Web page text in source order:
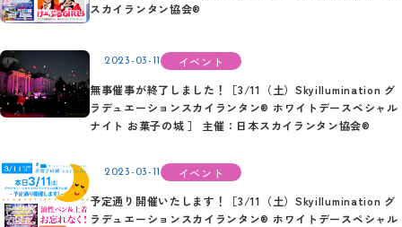
スカイランタン協会®
2023-03-11
イベント
無事催事が終了しました！［3/11（土）Skyillumination グ
ラデュエーションスカイランタン® ホワイトデースペシャル
ナイト お菓子の城 ］ 主催：日本スカイランタン協会®
2023-03-11
イベント
予定通り開催いたします！［3/11（土）Skyillumination グ
ラデュエーションスカイランタン® ホワイトデースペシャル